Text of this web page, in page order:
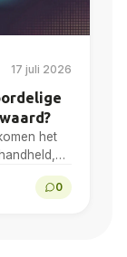
17 juli 2026
het
van de
0